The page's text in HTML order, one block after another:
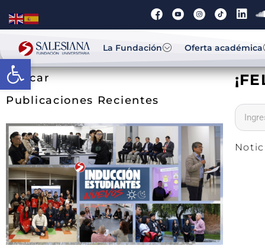
Abrir barra de herramientas
La Fundación Oferta académica
Buscar
Publicaciones Recientes